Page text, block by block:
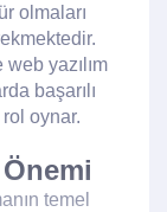
olmaları
yazılım
başarılı
oynar.
Önemi
temel